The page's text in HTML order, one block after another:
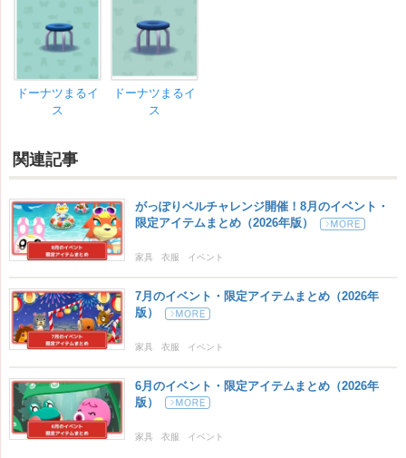
ドーナツまるイ
ス
ドーナツまるイ
ス
関連記事
がっぽりベルチャレンジ開催！8月のイベント・
限定アイテムまとめ（2026年版）
家具 衣服 イベント
7月のイベント・限定アイテムまとめ（2026年
版）
家具 衣服 イベント
6月のイベント・限定アイテムまとめ（2026年
版）
家具 衣服 イベント